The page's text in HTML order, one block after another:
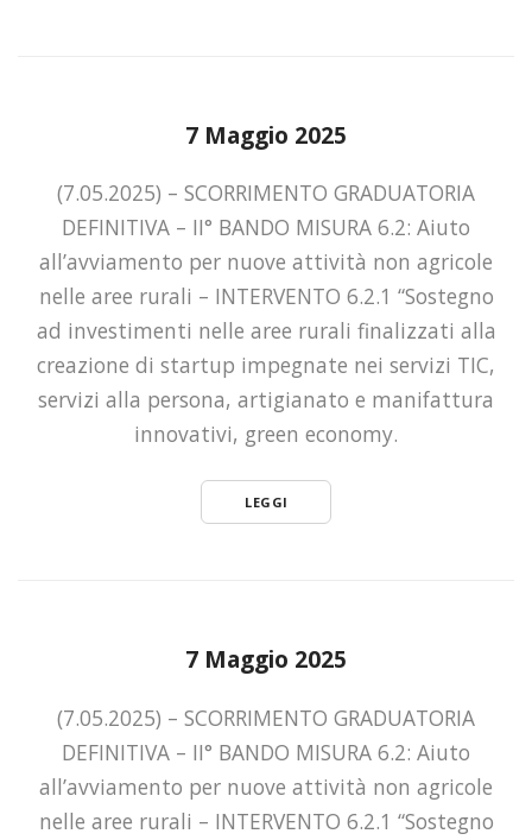
7 Maggio 2025
(7.05.2025) – SCORRIMENTO GRADUATORIA
DEFINITIVA – II° BANDO MISURA 6.2: Aiuto
all’avviamento per nuove attività non agricole
nelle aree rurali – INTERVENTO 6.2.1 “Sostegno
ad investimenti nelle aree rurali finalizzati alla
creazione di startup impegnate nei servizi TIC,
servizi alla persona, artigianato e manifattura
innovativi, green economy.
LEGGI
7 Maggio 2025
(7.05.2025) – SCORRIMENTO GRADUATORIA
DEFINITIVA – II° BANDO MISURA 6.2: Aiuto
all’avviamento per nuove attività non agricole
nelle aree rurali – INTERVENTO 6.2.1 “Sostegno